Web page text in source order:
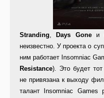
Stranding, Days Goneи
неизвестно. У проекта о
ним работает Insomniac
Resistance). Это будет
не привязана к выходу
талант Insomniac Games